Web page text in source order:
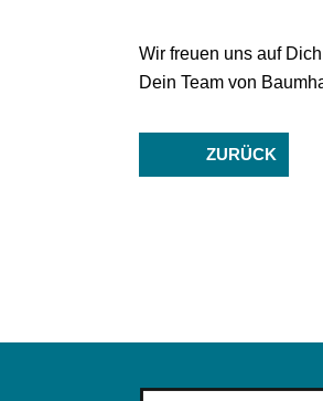
Wir freuen uns auf
Dein Team von
ZURÜCK